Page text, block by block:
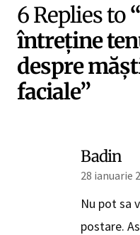
6 Replies to
întreține
despre
faciale”
Badin
28 ianuarie
Nu pot sa
postare.